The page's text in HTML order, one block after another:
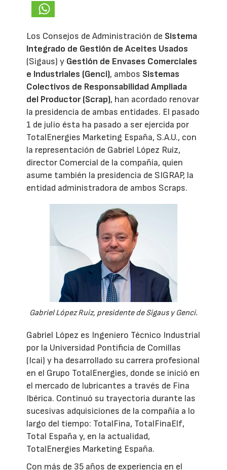
Los Consejos de Administración de Sistema
Integrado de Gestión de Aceites Usados
(Sigaus) y Gestión de Envases Comerciales
e Industriales (Genci), ambos Sistemas
Colectivos de Responsabilidad Ampliada
del Productor (Scrap), han acordado renovar
la presidencia de ambas entidades. El pasado
1 de julio ésta ha pasado a ser ejercida por
TotalEnergies Marketing España, S.A.U., con
la representación de Gabriel López Ruiz,
director Comercial de la compañía, quien
asume también la presidencia de SIGRAP, la
entidad administradora de ambos Scraps.
Gabriel López Ruiz, presidente de Sigaus y Genci.
Gabriel López es Ingeniero Técnico Industrial
por la Universidad Pontificia de Comillas
(Icai) y ha desarrollado su carrera profesional
en el Grupo TotalEnergies, donde se inició en
el mercado de lubricantes a través de Fina
Ibérica. Continuó su trayectoria durante las
sucesivas adquisiciones de la compañía a lo
largo del tiempo: TotalFina, TotalFinaElf,
Total España y, en la actualidad,
TotalEnergies Marketing España.
Con más de 35 años de experiencia en el